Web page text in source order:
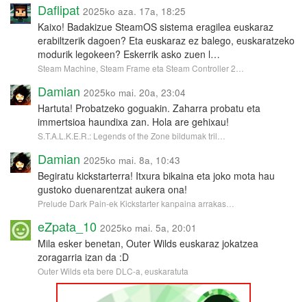
Daflipat 2025ko aza. 17a, 18:25
Kaixo! Badakizue SteamOS sistema eragilea euskaraz
erabiltzerik dagoen? Eta euskaraz ez balego, euskaratzeko
modurik legokeen? Eskerrik asko zuen l…
Steam Machine, Steam Frame eta Steam Controller 2…
Damian 2025ko mai. 20a, 23:04
Hartuta! Probatzeko goguakin. Zaharra probatu eta
immertsioa haundixa zan. Hola are gehixau!
S.T.A.L.K.E.R.: Legends of the Zone bildumak tril…
Damian 2025ko mai. 8a, 10:43
Begiratu kickstarterra! Itxura bikaina eta joko mota hau
gustoko duenarentzat aukera ona!
Prelude Dark Pain-ek Kickstarter kanpaina arrakas…
eZpata_10 2025ko mai. 5a, 20:01
Mila esker benetan, Outer Wilds euskaraz jokatzea
zoragarria izan da :D
Outer Wilds eta bere DLC-a, euskaratuta